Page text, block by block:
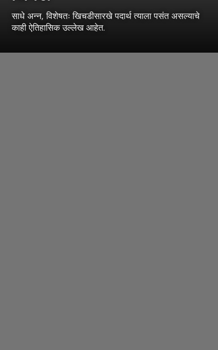
साधे अन्न, विशेषतः खिचडीसारखे पदार्थ त्याला पसंत असल्याचे
काही ऐतिहासिक उल्लेख आहेत.